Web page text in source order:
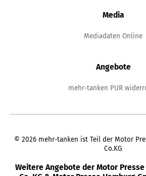
Media
Mediadaten Online
Angebote
mehr-tanken PUR
© 2026 mehr-tanken ist Teil der Motor
Co.KG
Weitere Angebote der Motor